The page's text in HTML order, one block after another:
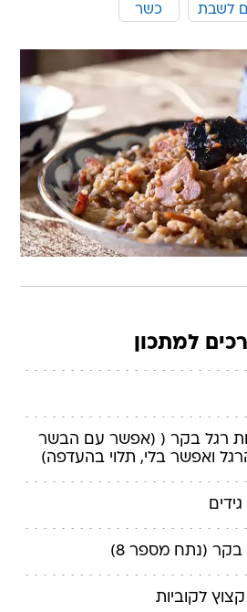
לשבת כשר
למתכון
רגל בקר ( (אפשר עם הבשר
ואפשר בלי, תלוי בהעדפה)
גידים
בקר (נתח מספר 8)
קצוץ לקוביות